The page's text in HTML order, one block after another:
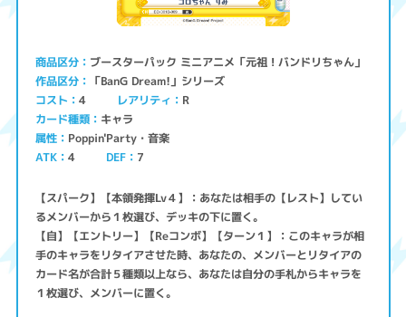
商品区分 ブースターパック ミニアニメ「元祖！バンドリちゃん」
作品区分 「BanG Dream!」シリーズ
コスト 4 レアリティ R
カード種類 キャラ
属性 Poppin'Party・音楽
ATK 4 DEF 7
【スパーク】【本領発揮Lv４】：あなたは相手の【レスト】してい
るメンバーから１枚選び、デッキの下に置く。
【自】【エントリー】【Reコンボ】【ターン１】：このキャラが相
手のキャラをリタイアさせた時、あなたの、メンバーとリタイアの
カード名が合計５種類以上なら、あなたは自分の手札からキャラを
１枚選び、メンバーに置く。